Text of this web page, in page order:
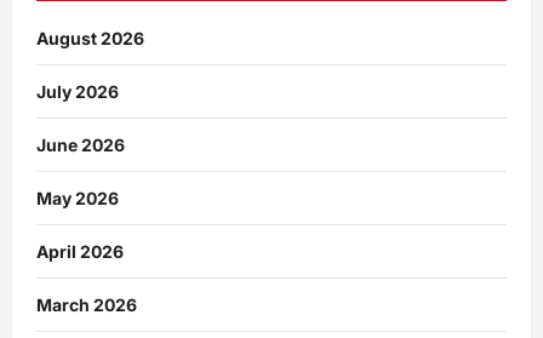
August 2026
July 2026
June 2026
May 2026
April 2026
March 2026